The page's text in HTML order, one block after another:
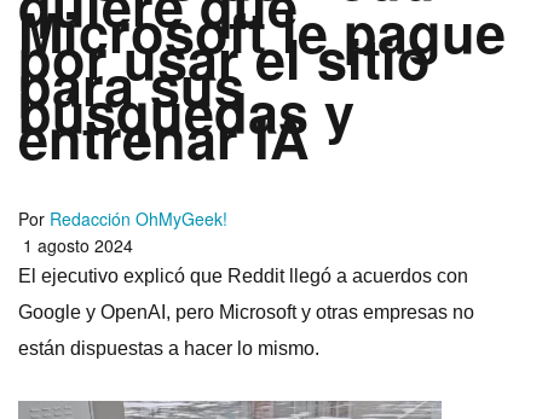
Microsoft le pague
por usar el sitio
para sus
búsquedas y
entrenar IA
Por Redacción OhMyGeek!
1 agosto 2024
El ejecutivo explicó que Reddit llegó a acuerdos con
Google y OpenAI, pero Microsoft y otras empresas no
están dispuestas a hacer lo mismo.